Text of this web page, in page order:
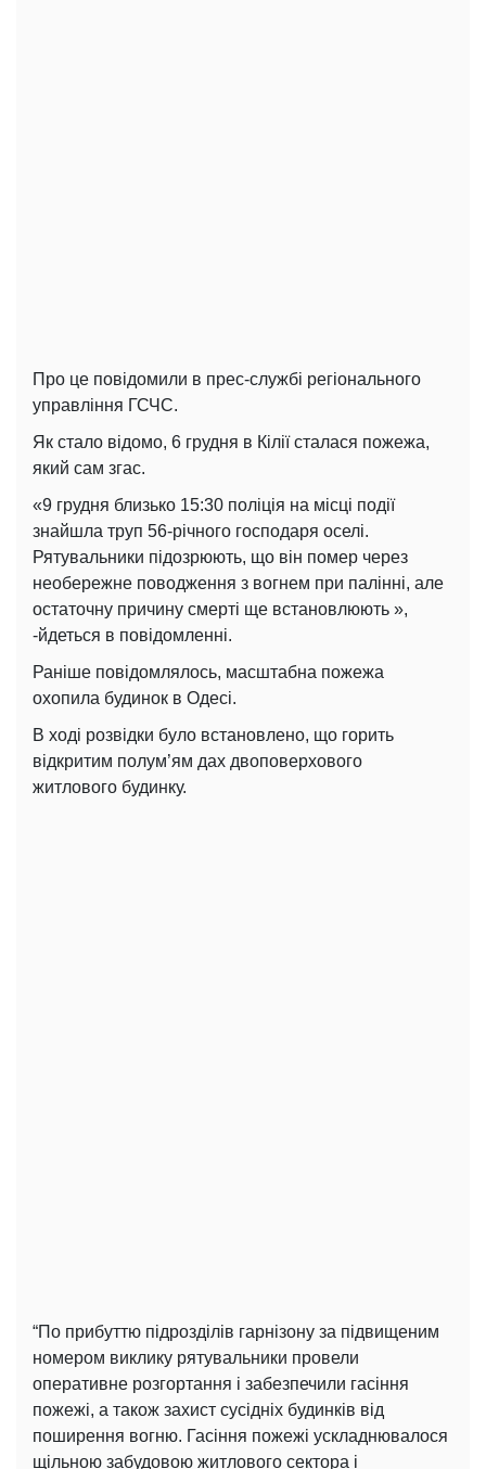
Про це повідомили в прес-службі регіонального
управління ГСЧС.
Як стало відомо, 6 грудня в Кілії сталася пожежа,
який сам згас.
«9 грудня близько 15:30 поліція на місці події
знайшла труп 56-річного господаря оселі.
Рятувальники підозрюють, що він помер через
необережне поводження з вогнем при палінні, але
остаточну причину смерті ще встановлюють »,
-йдеться в повідомленні.
Раніше повідомлялось, масштабна пожежа
охопила будинок в Одесі.
В ході розвідки було встановлено, що горить
відкритим полум’ям дах двоповерхового
житлового будинку.
“По прибуттю підрозділів гарнізону за підвищеним
номером виклику рятувальники провели
оперативне розгортання і забезпечили гасіння
пожежі, а також захист сусідніх будинків від
поширення вогню. Гасіння пожежі ускладнювалося
щільною забудовою житлового сектора і